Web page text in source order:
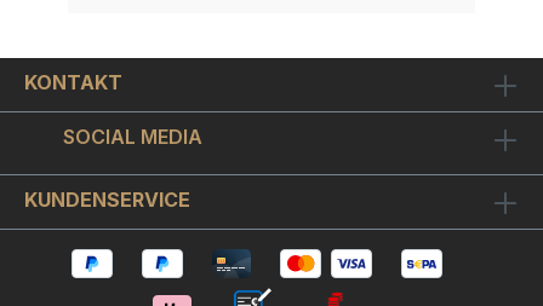
auf chromglänzendes Aludibond im
Siebdruckverfahren gedruckt. Optisch ergibt sich
ein sehr schöner Kontrast zwischen
chromglänzenden unbedruckten Bildstellen und
dem ansonsten metallisch matt seidenglänzenden
Bildmotiv.Der mattschwarze Objekt-Bilderrahmen
nimmt das Bild schwebend montiert auf, so dass
Das ist ein - wie Brillengläser oder Kameralinsen -
optisch vergütetes hightec Bilderglas. Es ist
KONTAKT
SOCIAL MEDIA
KUNDENSERVICE